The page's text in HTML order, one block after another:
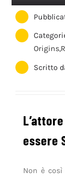
Origins,
Scritto
essere
Non è